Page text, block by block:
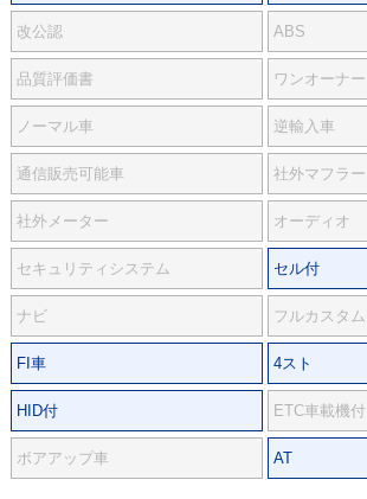
改公認 ABS
品質評価書 ワンオーナー
ノーマル車 逆輸入車
通信販売可能車 社外マフラー
社外メーター オーディオ
セキュリティシステム セル付
ナビ フルカスタム
FI車 4スト
HID付 ETC車載機付
ボアアップ車 AT